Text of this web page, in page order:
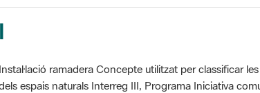
I
Instal·lació ramadera Concepte utilitzat per classificar
espais naturals Interreg III, Programa Iniciativa